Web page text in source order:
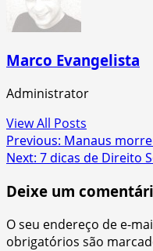
Marco Evangelista
Administrator
View All Posts
Post
navigation
Previous: Manaus
Next: 7 dicas de Direito
Deixe um
O seu endereço de e-
obrigatórios são